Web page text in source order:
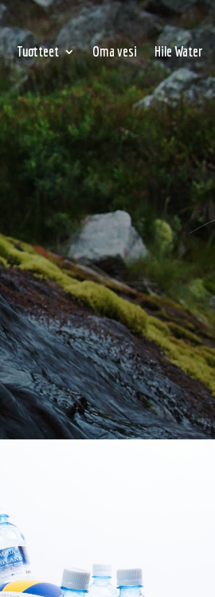
Tuotteet Oma vesi Hile Water